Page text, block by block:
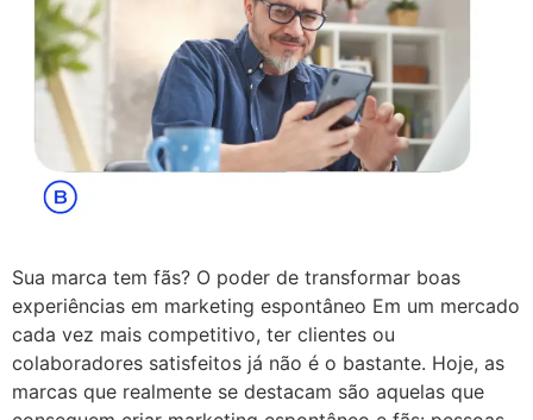
Sua marca tem fãs? O poder de transformar boas
experiências em marketing espontâneo Em um mercado
cada vez mais competitivo, ter clientes ou
colaboradores satisfeitos já não é o bastante. Hoje, as
marcas que realmente se destacam são aquelas que